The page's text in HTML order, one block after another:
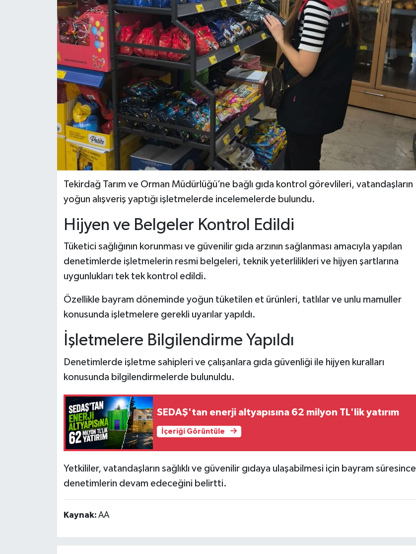
Tekirdağ Tarım ve Orman Müdürlüğü’ne bağlı gıda kontrol görevlileri, vatandaşların
yoğun alışveriş yaptığı işletmelerde incelemelerde bulundu.
Hijyen ve Belgeler Kontrol Edildi
Tüketici sağlığının korunması ve güvenilir gıda arzının sağlanması amacıyla yapılan
denetimlerde işletmelerin resmi belgeleri, teknik yeterlilikleri ve hijyen şartlarına
uygunlukları tek tek kontrol edildi.
Özellikle bayram döneminde yoğun tüketilen et ürünleri, tatlılar ve unlu mamuller
konusunda işletmelere gerekli uyarılar yapıldı.
İşletmelere Bilgilendirme Yapıldı
Denetimlerde işletme sahipleri ve çalışanlara gıda güvenliği ile hijyen kuralları
konusunda bilgilendirmelerde bulunuldu.
SEDAŞ'tan enerji altyapısına 62 milyon TL'lik yatırım
İçeriği Görüntüle
Yetkililer, vatandaşların sağlıklı ve güvenilir gıdaya ulaşabilmesi için bayram süresince
denetimlerin devam edeceğini belirtti.
Kaynak: AA